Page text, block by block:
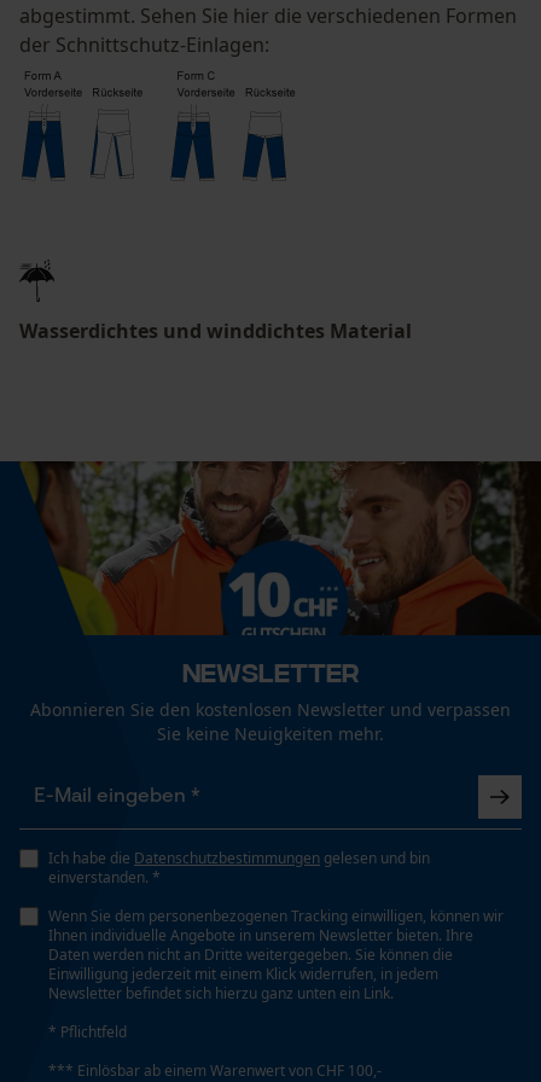
abgestimmt. Sehen Sie hier die verschiedenen Formen
der Schnittschutz-Einlagen:
Wasserdichtes und winddichtes Material
Newsletter
Abonnieren Sie den kostenlosen Newsletter und verpassen
Sie keine Neuigkeiten mehr.
Ich habe die Datenschutzbestimmungen gelesen und bin
einverstanden. *
Wenn Sie dem personenbezogenen Tracking einwilligen, können wir
Ihnen individuelle Angebote in unserem Newsletter bieten. Ihre
Daten werden nicht an Dritte weitergegeben. Sie können die
Einwilligung jederzeit mit einem Klick widerrufen, in jedem
Newsletter befindet sich hierzu ganz unten ein Link.
* Pflichtfeld
*** Einlösbar ab einem Warenwert von CHF 100,-
Statistik Cookies
Econda Analytics
Loop54 Personalization
Personalisierte Startseite
Gespeicherter Warenkorb
Persönliche Begrüßung
Geo-IP und User Detection
Kontaktaufnahme per Chat
Marketing Cookies
Google Global Site Tag
Microsoft Advertising Universal
Event Tracking